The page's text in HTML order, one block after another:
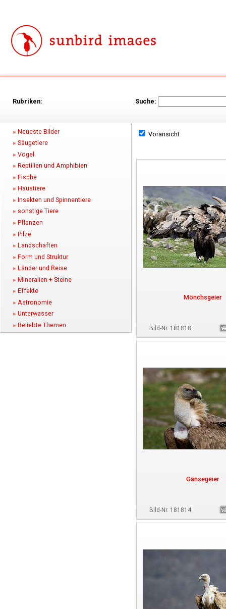
Rubriken: Suche:
Neueste Bilder
Säugetiere
Vögel
Reptilien und Amphibien
Fische
Haustiere
Insekten und Spinnentiere
sonstige Tiere
Pflanzen
Pilze
Landschaften
Form und Struktur
Länder und Reise
Mineralien + Steine
Effekte
Astronomie
Unterwasser
Beliebte Themen
Voransicht
Mönchsgeier
Bild-Nr. 181818
Gänsegeier
Bild-Nr. 181814